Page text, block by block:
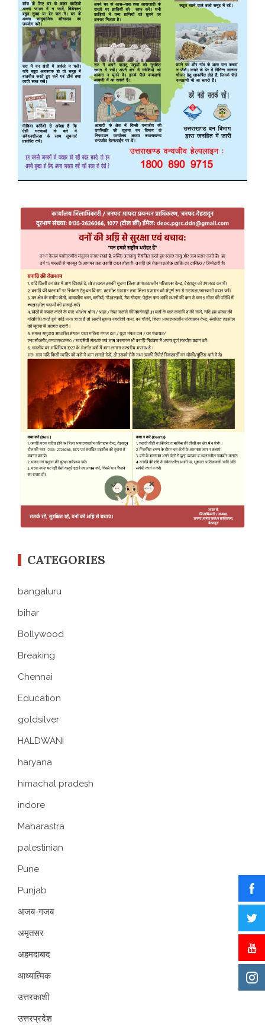
CATEGORIES
bangaluru
bihar
Bollywood
Breaking
Chennai
Education
goldsilver
HALDWANI
haryana
himachal pradesh
indore
Maharastra
palestinian
Pune
Punjab
अजब-गजब
अमृतसर
अहमदाबाद
आध्यात्मिक
उत्तरकाशी
उत्तरप्रदेश